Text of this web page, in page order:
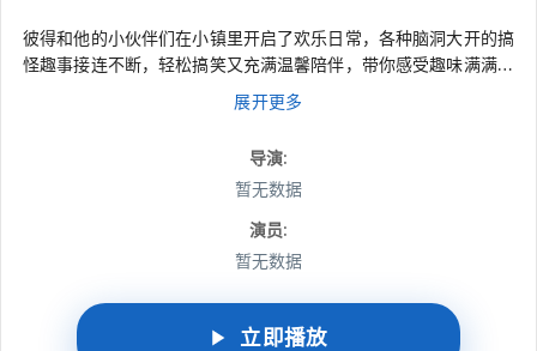
彼得和他的小伙伴们在小镇里开启了欢乐日常，各种脑洞大开的搞
怪趣事接连不断，轻松搞笑又充满温馨陪伴，带你感受趣味满满的
伙伴生活。
展开更多
导演:
暂无数据
演员:
暂无数据
立即播放